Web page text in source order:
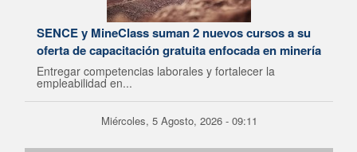
SENCE y MineClass suman 2 nuevos cursos a su
oferta de capacitación gratuita enfocada en minería
Entregar competencias laborales y fortalecer la
empleabilidad en...
Miércoles, 5 Agosto, 2026 - 09:11